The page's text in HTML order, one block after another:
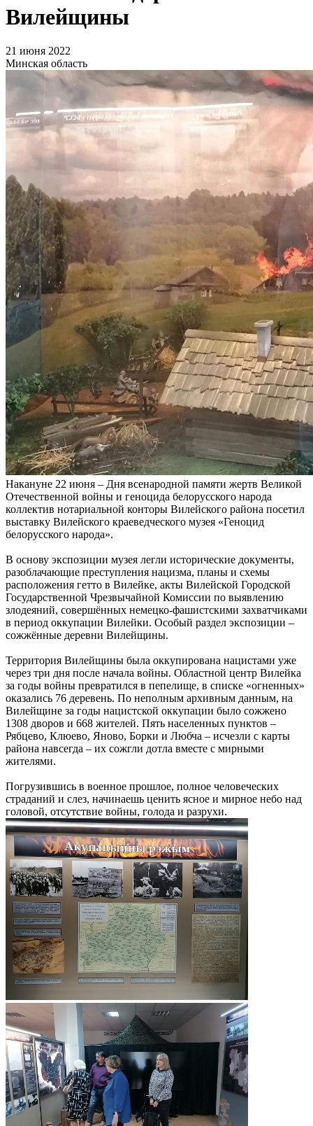
Вилейщины
21 июня 2022
Минская область
Накануне 22 июня – Дня всенародной памяти жертв Великой
Отечественной войны и геноцида белорусского народа
коллектив нотариальной конторы Вилейского района посетил
выставку Вилейского краеведческого музея «Геноцид
белорусского народа».
В основу экспозиции музея легли исторические документы,
разоблачающие преступления нацизма, планы и схемы
расположения гетто в Вилейке, акты Вилейской Городской
Государственной Чрезвычайной Комиссии по выявлению
злодеяний, совершённых немецко-фашистскими захватчиками
в период оккупации Вилейки. Особый раздел экспозиции –
сожжённые деревни Вилейщины.
Территория Вилейщины была оккупирована нацистами уже
через три дня после начала войны. Областной центр Вилейка
за годы войны превратился в пепелище, в списке «огненных»
оказались 76 деревень. По неполным архивным данным, на
Вилейщине за годы нацистской оккупации было сожжено
1308 дворов и 668 жителей. Пять населенных пунктов –
Рябцево, Клюево, Яново, Борки и Любча – исчезли с карты
района навсегда – их сожгли дотла вместе с мирными
жителями.
Погрузившись в военное прошлое, полное человеческих
страданий и слез, начинаешь ценить ясное и мирное небо над
головой, отсутствие войны, голода и разрухи.